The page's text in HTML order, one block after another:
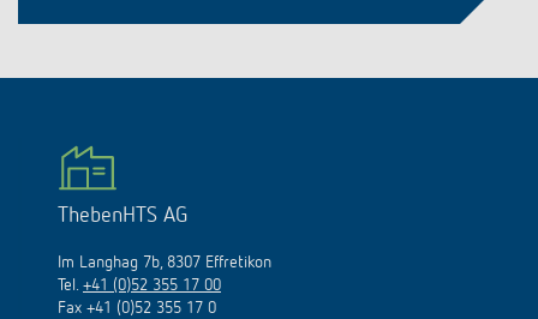
ThebenHTS AG
Im Langhag 7b, 8307 Effretikon
Tel. +41 (0)52 355 17 00
Fax +41 (0)52 355 17 0